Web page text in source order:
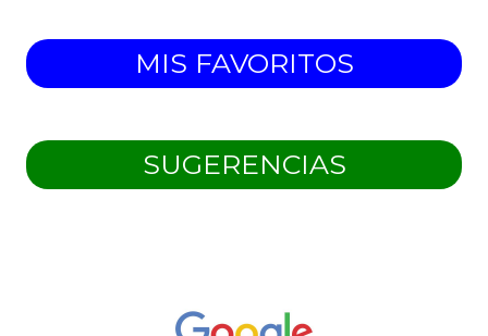
MIS FAVORITOS
SUGERENCIAS